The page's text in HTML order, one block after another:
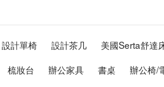
設計單椅 設計茶几 美國Serta舒達
梳妝台 辦公家具 書桌 辦公椅/